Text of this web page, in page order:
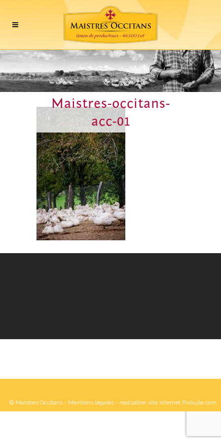
Maistres-occitans-
acc-01
© Maistres Occitans - Mentions légales - réalisation site internet Pixbulle.com